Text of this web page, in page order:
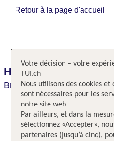
Retour à la page d'accueil
Hotel du Théâtre
Bruges, Belgique,Belgique
Votre décision – votre
TUI.ch
Nous utilisons des cookies et
sont nécessaires pour les
notre site web.
Par ailleurs, et dans la
sélectionnez «Accepter»,
partenaires (jusqu’à cinq),